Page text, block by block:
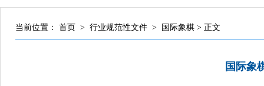
当前位置： 首页 > 行业规范性文件 > 国际象棋 > 正文
国际象